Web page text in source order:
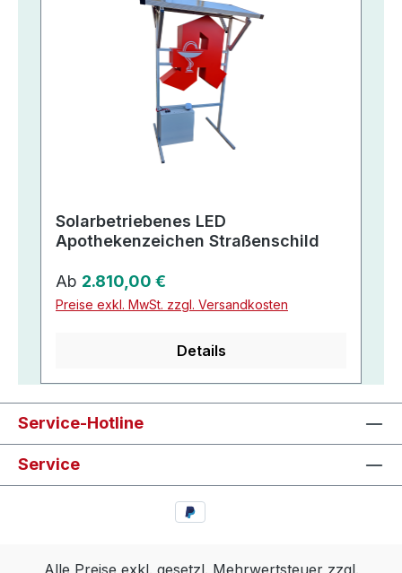
Solarbetriebenes LED
Apothekenzeichen Straßenschild
Regulärer Preis:
Ab 2.810,00 €
Preise exkl. MwSt. zzgl. Versandkosten
Details
Service-Hotline
Service